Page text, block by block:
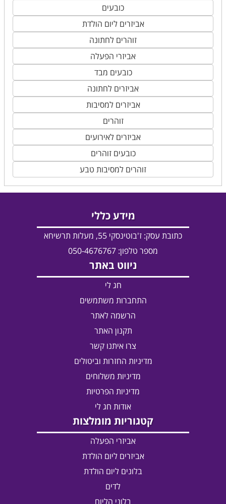
כובעים
אביזרים ליום הולדת
זוהרים לחתונה
אביזרי הפעלה
כובעים מבד
אביזרים לחתונה
אביזרים למסיבות
זוהרים
אביזרים לאירועים
כובעים זוהרים
זוהרים למסיבות טבע
מידע כללי
כתובת עסק: ז'בוטינסקי 55, מעלות תרשיחא
מספר טלפון: 050-4676767
ניווט באתר
חג לי
התחברות משתמשים
הרשמה לאתר
תקנון האתר
צרו איתנו קשר
מדיניות החזרות וביטולים
מדיניות משלוחים
מדיניות הפרטיות
אודות חג לי
קטגוריות מומלצות
אביזרי הפעלה
אביזרים ליום הולדת
בלונים ליום הולדת
לדים
בלוני הליום